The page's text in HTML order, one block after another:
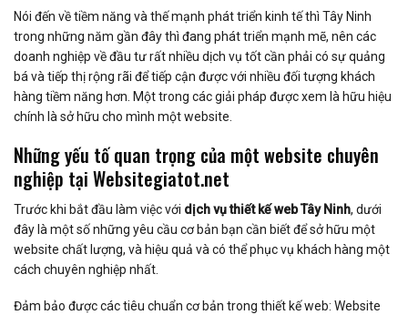
Nói đến về tiềm năng và thế mạnh phát triển kinh tế thì Tây Ninh
trong những năm gần đây thì đang phát triển mạnh mẽ, nên các
doanh nghiệp về đầu tư rất nhiều dịch vụ tốt cần phải có sự quảng
bá và tiếp thị rộng rãi để tiếp cận được với nhiều đối tượng khách
hàng tiềm năng hơn. Một trong các giải pháp được xem là hữu hiệu
chính là sở hữu cho mình một website.
Những yếu tố quan trọng của một website chuyên
nghiệp tại Websitegiatot.net
Trước khi bắt đầu làm việc với dịch vụ thiết kế web Tây Ninh, dưới
đây là một số những yêu cầu cơ bản bạn cần biết để sở hữu một
website chất lượng, và hiệu quả và có thể phục vụ khách hàng một
cách chuyên nghiệp nhất.
Đảm bảo được các tiêu chuẩn cơ bản trong thiết kế web: Website